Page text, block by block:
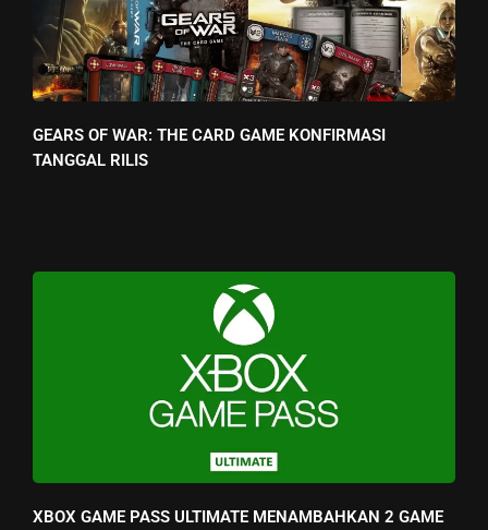
GEARS OF WAR: THE CARD GAME KONFIRMASI
TANGGAL RILIS
XBOX GAME PASS ULTIMATE MENAMBAHKAN 2 GAME